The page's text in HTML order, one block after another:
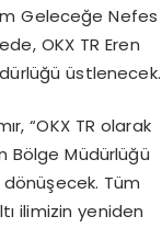
Geleceğe Nefes
OKX TR Eren
üstlenecek.
“OKX TR olarak
Bölge Müdürlüğü
Tüm
ilimizin yeniden